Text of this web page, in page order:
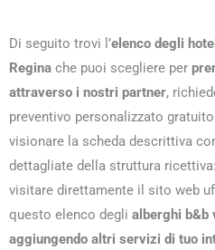
Di seguito trovi l’elenco degli
Regina che puoi scegliere per
attraverso i nostri partner,
preventivo personalizzato
visionare la scheda descrittiva
dettagliate della struttura
visitare direttamente il sito web
questo elenco degli alberghi b&b
aggiungendo altri servizi di tuo